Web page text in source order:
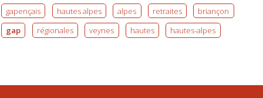
gapençais hautes alpes alpes retraites
briançon
gap
régionales veynes hautes hautes-alpes